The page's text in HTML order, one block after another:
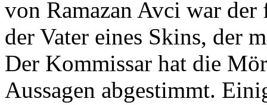
von Ramazan Avci war
der Vater eines Skins, der
Der Kommissar hat die
Aussagen abgestimmt.